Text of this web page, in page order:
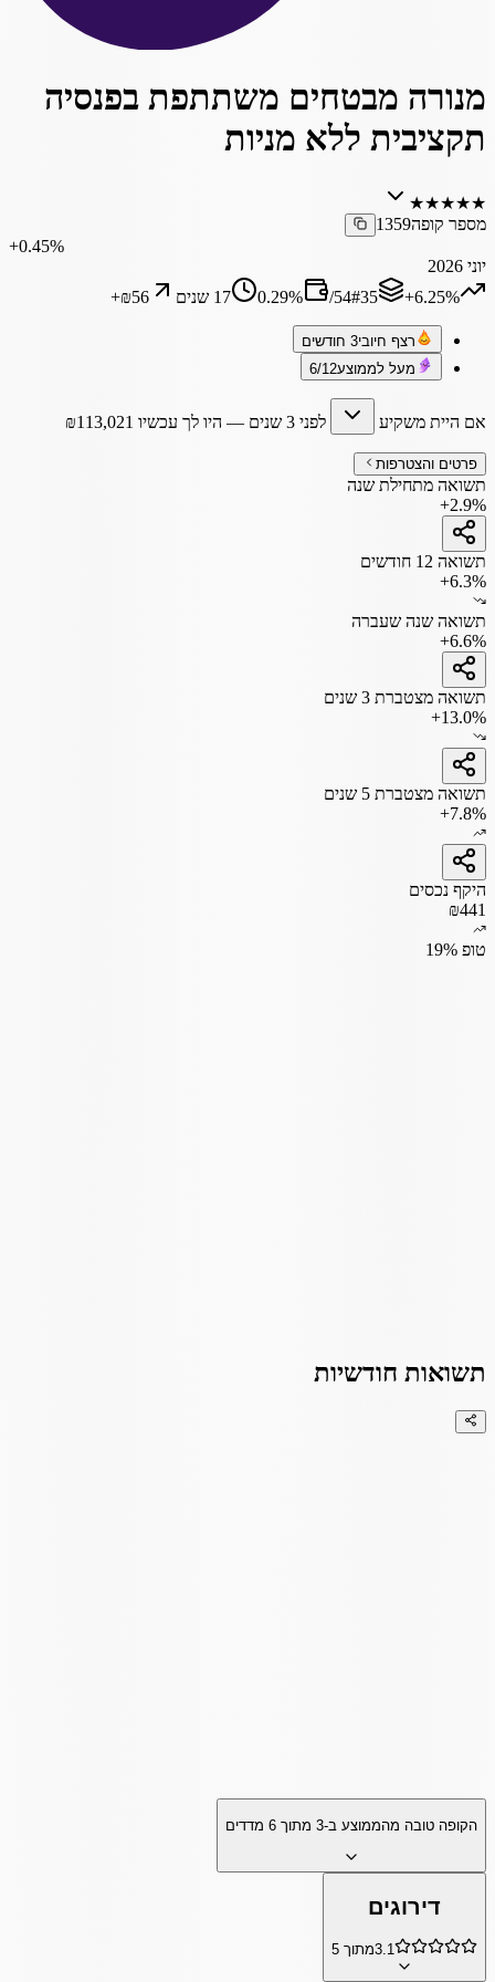
מנורה מבטחים משתתפת בפנסיה
תקציבית ללא מניות
★
★
★
★
★
מספר קופה1359
‎+0.45%
יוני 2026
‎+6.25%
#35
/54
0.29% 17 שנים +₪56
רצף חיובי3 חודשים
מעל לממוצע6/12
אם היית משקיע לפני 3 שנים — היו לך עכשיו ₪113,021
פרטים והצטרפות
תשואה מתחילת שנה
+2.9%
תשואה 12 חודשים
+6.3%
תשואה שנה שעברה
+6.6%
תשואה מצטברת 3 שנים
+13.0%
תשואה מצטברת 5 שנים
+7.8%
היקף נכסים
₪441
טופ 19%
תשואות חודשיות
הקופה טובה מהממוצע ב-3 מתוך 6 מדדים
דירוגים
3.1מתוך 5